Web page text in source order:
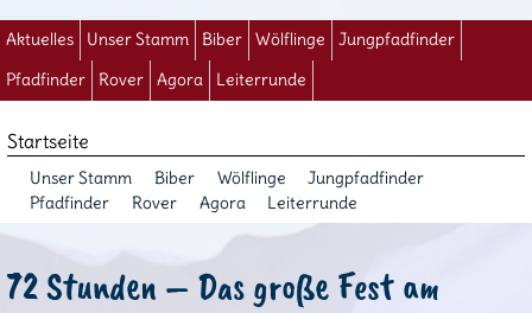
Aktuelles Unser Stamm Biber Wölflinge
Jungpfadfinder
Pfadfinder
Rover Agora Leiterrunde
Startseite
Unser Stamm Biber Wölflinge
Jungpfadfinder
Pfadfinder
Rover Agora Leiterrunde
72 Stunden – Das große Fest am